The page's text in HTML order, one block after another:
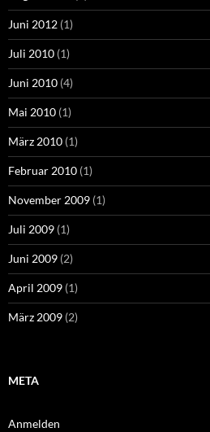
Juni 2012 (1)
Juli 2010 (1)
Juni 2010 (4)
Mai 2010 (1)
März 2010 (1)
Februar 2010 (1)
November 2009 (1)
Juli 2009 (1)
Juni 2009 (2)
April 2009 (1)
März 2009 (2)
META
Anmelden